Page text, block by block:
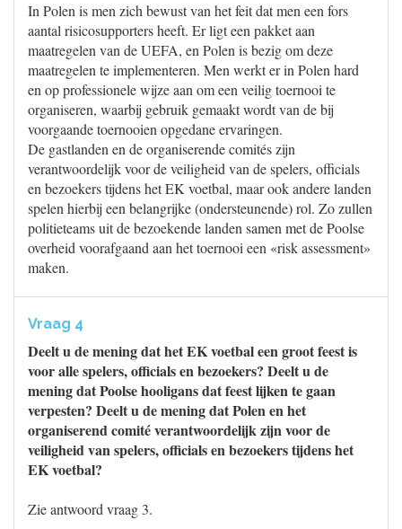
In Polen is men zich bewust van het feit dat men een fors
aantal risicosupporters heeft. Er ligt een pakket aan
maatregelen van de UEFA, en Polen is bezig om deze
maatregelen te implementeren. Men werkt er in Polen hard
en op professionele wijze aan om een veilig toernooi te
organiseren, waarbij gebruik gemaakt wordt van de bij
voorgaande toernooien opgedane ervaringen.
De gastlanden en de organiserende comités zijn
verantwoordelijk voor de veiligheid van de spelers, officials
en bezoekers tijdens het EK voetbal, maar ook andere landen
spelen hierbij een belangrijke (ondersteunende) rol. Zo zullen
politieteams uit de bezoekende landen samen met de Poolse
overheid voorafgaand aan het toernooi een «risk assessment»
maken.
Vraag 4
Deelt u de mening dat het EK voetbal een groot feest is
voor alle spelers, officials en bezoekers? Deelt u de
mening dat Poolse hooligans dat feest lijken te gaan
verpesten? Deelt u de mening dat Polen en het
organiserend comité verantwoordelijk zijn voor de
veiligheid van spelers, officials en bezoekers tijdens het
EK voetbal?
Zie antwoord vraag 3.